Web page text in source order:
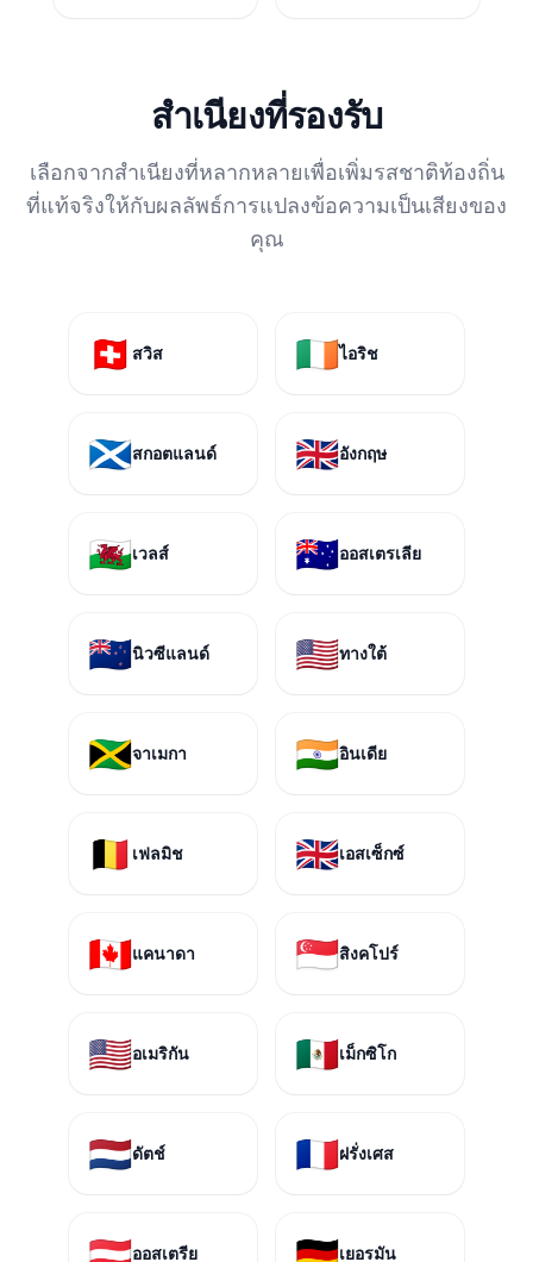
สำเนียงที่รองรับ
เลือกจากสำเนียงที่หลากหลายเพื่อเพิ่มรสชาติท้องถิ่น
ที่แท้จริงให้กับผลลัพธ์การแปลงข้อความเป็นเสียงของ
คุณ
🇨🇭 สวิส 🇮🇪ไอริช
🏴󠁧󠁢󠁳󠁣󠁴󠁿สกอตแลนด์ 🇬🇧อังกฤษ
🏴󠁧󠁢󠁷󠁬󠁳󠁿เวลส์ 🇦🇺ออสเตรเลีย
🇳🇿นิวซีแลนด์ 🇺🇸ทางใต้
🇯🇲จาเมกา 🇮🇳อินเดีย
🇧🇪 เฟลมิช 🇬🇧เอสเซ็กซ์
🇨🇦แคนาดา 🇸🇬สิงคโปร์
🇺🇸อเมริกัน 🇲🇽เม็กซิโก
🇳🇱ดัตช์ 🇫🇷ฝรั่งเศส
ออสเตรีย เยอรมัน